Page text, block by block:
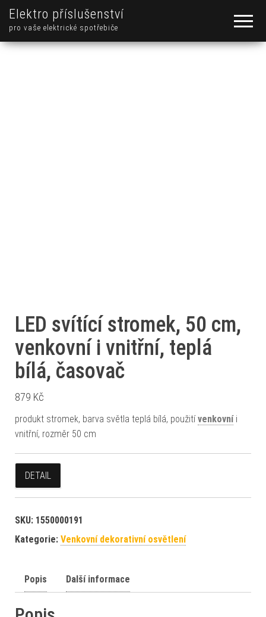
Elektro příslušenství
pro vaše elektrické spotřebiče
LED svítící stromek, 50 cm,
venkovní i vnitřní, teplá
bílá, časovač
879 Kč
produkt stromek, barva světla teplá bílá, použitívenkovníi
vnitřní, rozměr 50 cm
DETAIL
SKU: 1550000191
Kategorie: Venkovní dekorativní osvětlení
Popis Další informace